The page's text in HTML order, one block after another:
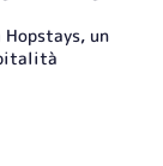
un